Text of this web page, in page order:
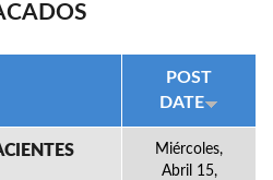
POST
DATE
Miércoles,
Abril 15,